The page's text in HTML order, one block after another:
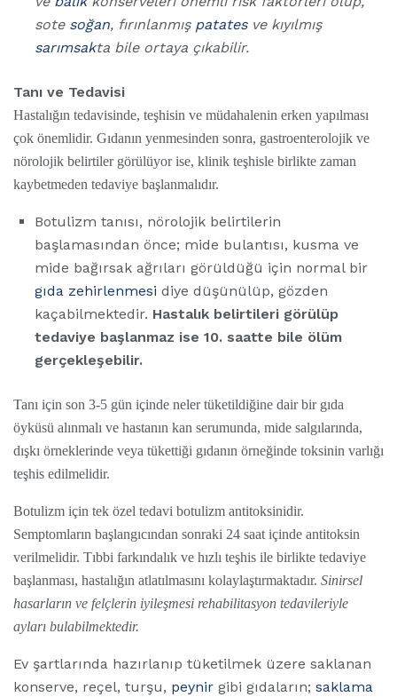
sote soğan, fırınlanmış patatesve kıyılmış
sarımsakta bile ortaya çıkabilir.
Tanı ve Tedavisi
Hastalığın tedavisinde, teşhisin ve müdahalenin erken yapılması
çok önemlidir. Gıdanın yenmesinden sonra, gastroenterolojik ve
nörolojik belirtiler görülüyor ise, klinik teşhisle birlikte zaman
kaybetmeden tedaviye başlanmalıdır.
Botulizm tanısı, nörolojik belirtilerin
başlamasından önce; mide bulantısı, kusma ve
mide bağırsak ağrıları görüldüğü için normal bir
gıda zehirlenmesi diye düşünülüp, gözden
kaçabilmektedir. Hastalık belirtileri görülüp
tedaviye başlanmaz ise 10. saatte bile ölüm
gerçekleşebilir.
Tanı için son 3-5 gün içinde neler tüketildiğine dair bir gıda
öyküsü alınmalı ve hastanın kan serumunda, mide salgılarında,
dışkı örneklerinde veya tükettiği gıdanın örneğinde toksinin varlığı
teşhis edilmelidir.
Botulizm için tek özel tedavi botulizm antitoksinidir.
Semptomların başlangıcından sonraki 24 saat içinde antitoksin
verilmelidir. Tıbbi farkındalık ve hızlı teşhis ile birlikte tedaviye
başlanması, hastalığın atlatılmasını kolaylaştırmaktadır. Sinirsel
hasarların ve felçlerin iyileşmesi rehabilitasyon tedavileriyle
ayları bulabilmektedir.
Ev şartlarında hazırlanıp tüketilmek üzere saklanan
konserve, reçel, turşu, peynir gibi gıdaların; saklama